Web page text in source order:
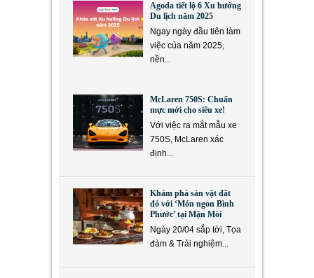
Agoda tiết lộ 6 Xu hướng
Du lịch năm 2025
Ngay ngày đầu tiên làm
việc của năm 2025,
nền...
McLaren 750S: Chuẩn
mực mới cho siêu xe!
Với việc ra mắt mẫu xe
750S, McLaren xác
định...
Khám phá sản vật đất
đỏ với ‘Món ngon Bình
Phước’ tại Mặn Mòi
Ngày 20/04 sắp tới, Tọa
đàm & Trải nghiệm...